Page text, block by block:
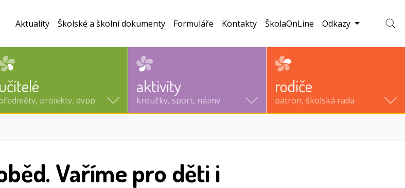
učitelé
projekty, dvpp
aktivity
kroužky, sport, nájmy
rodiče
patron, školská rada
Aktuality Školské a školní dokumenty Formuláře Kontakty ŠkolaOnLine Odkazy
Vaříme pro děti i